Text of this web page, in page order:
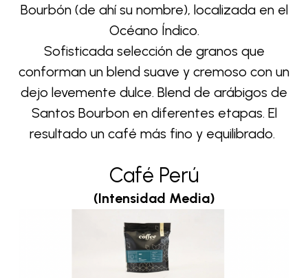
Bourbón (de ahí su nombre), localizada en el
Océano Índico.
Sofisticada selección de granos que
conforman un blend suave y cremoso con un
dejo levemente dulce. Blend de arábigos de
Santos Bourbon en diferentes etapas. El
resultado un café más fino y equilibrado.
Café Perú
(Intensidad Media)